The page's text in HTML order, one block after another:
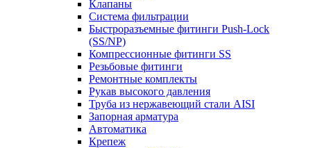
Клапаны
Система фильтрации
Быстроразъемные фитинги Push-Lock
(SS/NP)
Компрессионные фитинги SS
Резьбовые фитинги
Ремонтные комплекты
Рукав высокого давления
Труба из нержавеющий стали AISI
Запорная арматура
Автоматика
Крепеж